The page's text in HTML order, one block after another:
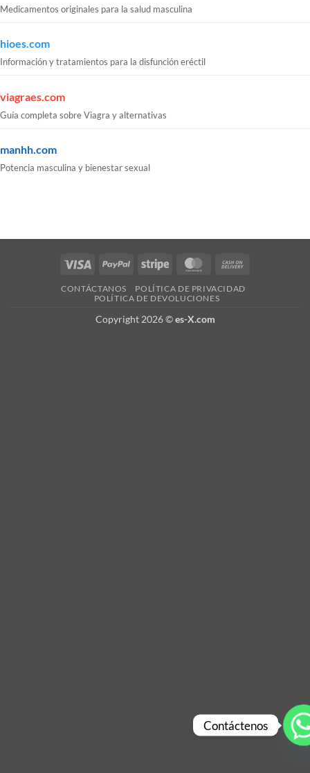
Medicamentos originales para la salud masculina
hioes.com
Información y tratamientos para la disfunción eréctil
viagraes.com
Guía completa sobre Viagra y alternativas
manhh.com
Potencia masculina y bienestar sexual
Visa PayPal Stripe MasterCard
CONTÁCTANOS
POLÍTICA DE PRIVACIDAD
POLÍTICA DE DEVOLUCIONES
Copyright 2026 ©es-X.com
Contáctenos